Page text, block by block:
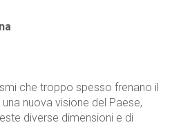
che troppo spesso frenano il
nuova visione del Paese,
diverse dimensioni e di